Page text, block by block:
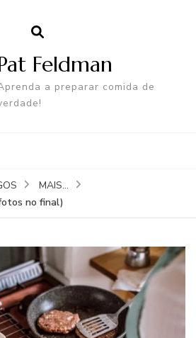
Feldman
a preparar comida de
MAIS...
no final)